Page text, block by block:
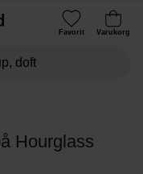
Favorit Varukorg
Hourglass